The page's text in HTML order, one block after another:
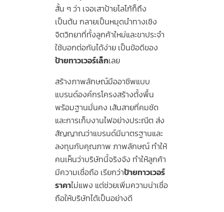
สั้น ๆ ว่า เจอเสาป้ายโลโก้ก็ถึง
เป็นต้น กลายเป็นหมุดนำทางเชิง
จิตวิทยาที่ทั้งลูกค้าใหม่และขาประจำ
ใช้บอกต่อกันได้ง่าย เป็นข้อดีของ
ป้ายทาวเวอร์เล็กเลย
สร้างภาพลักษณ์มืออาชีพแบบ
แบรนด์องค์กรโครงสร้างตั้งพื้น
พร้อมฐานมั่นคง เส้นสายที่คมชัด
และการเก็บงานไฟอย่างประณีต ส่ง
สัญญาณว่าแบรนด์มีมาตรฐานและ
ลงทุนกับคุณภาพ ภาพลักษณ์ ทำให้
คนเห็นว่าบริษัทนี้จริงจัง ทำให้ลูกค้า
มีความเชื่อถือ เรียกว่าป้ายทาวเวอร์
ราคาไม่แพง แต่ช่วยเพิ่มความน่าเชื่อ
ถือให้บริษัทได้เป็นอย่างดี